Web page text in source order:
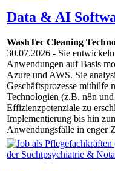
Data & AI
WashTec Cleaning
30.07.2026 - Sie
Anwendungen auf Basis
Azure und AWS. Sie
Geschäftsprozesse
Technologien (z.B. n8n
Effizienzpotenziale zu
Implementierung bis hin
Anwendungsfälle in enger